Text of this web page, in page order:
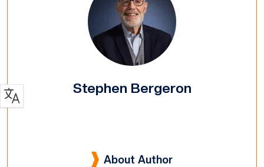
Stephen Bergeron
About Author